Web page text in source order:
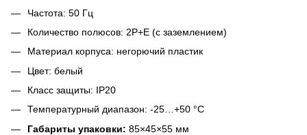
Частота: 50 Гц
Количество полюсов: 2P+E (с заземлением)
Материал корпуса: негорючий пластик
Цвет: белый
Класс защиты: IP20
Температурный диапазон: -25…+50 °C
Габариты упаковки: 85×45×55 мм